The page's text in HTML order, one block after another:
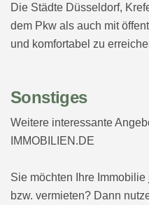
Die Städte Düsseldorf,
dem Pkw als auch mit
und komfortabel zu
Sonstiges
Weitere interessante
IMMOBILIEN.DE
Sie möchten Ihre
bzw. vermieten? Dann